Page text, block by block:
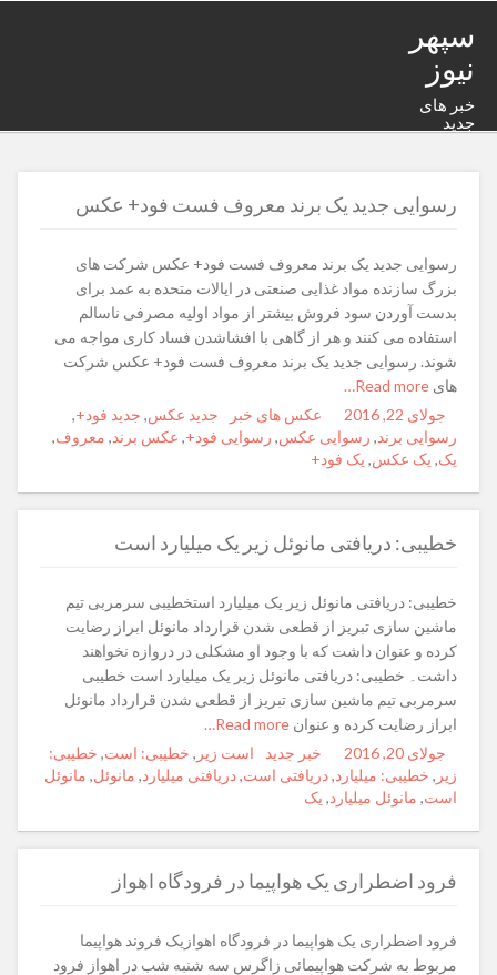
سپهر
نیوز
خبر های
جدید
رسوایی جدید یک برند معروف فست فود+ عکس
رسوایی جدید یک برند معروف فست فود+ عکس شرکت های
بزرگ سازنده مواد غذایی صنعتی در ایالات متحده به عمد برای
بدست آوردن سود فروش بیشتر از مواد اولیه مصرفی ناسالم
استفاده می کنند و هر از گاهی با افشاشدن فساد کاری مواجه می
شوند. رسوایی جدید یک برند معروف فست فود+ عکس شرکت
های
Posted
on
جولای 22, 2016 Author
Categories
عکس های خبر Tags
جدید عکس‌, جدید فود+,
رسوایی برند, رسوایی عکس, رسوایی فود+, عکس برند, معروف,
یک, یک عکس, یک فود+
خطیبی: دریافتی مانوئل زیر یک میلیارد است
خطیبی: دریافتی مانوئل زیر یک میلیارد استخطیبی سرمربی تیم
ماشین سازی تبریز از قطعی شدن قرارداد مانوئل ابراز رضایت
کرده و عنوان داشت که با وجود او مشکلی در دروازه نخواهند
داشت۔ خطیبی: دریافتی مانوئل زیر یک میلیارد است خطیبی
سرمربی تیم ماشین سازی تبریز از قطعی شدن قرارداد مانوئل
ابراز رضایت کرده و عنوان
Posted
on
جولای 20, 2016 Author
Categories
خبر جدید Tags
است زیر , خطیبی: است, خطیبی:
زیر , خطیبی: میلیارد,دریافتی است,دریافتی میلیارد, مانوئل, مانوئل
است, مانوئل میلیارد, یک
فرود اضطراری یک هواپیما در فرودگاه اهواز
فرود اضطراری یک هواپیما در فرودگاه اهوازیک فروند هواپیما
مربوط به شرکت هواپیمائی زاگرس سه شنبه شب در اهواز فرود